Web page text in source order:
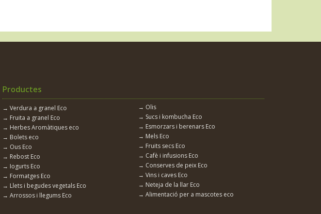
Productes
→ Verdura a granel Eco
→ Fruita a granel Eco
→ Herbes Aromàtiques eco
→ Bolets eco
→ Ous Eco
→ Rebost Eco
→ Iogurts Eco
→ Formatges Eco
→ Llets i begudes vegetals Eco
→ Arrossos i llegums Eco
→ Olis
→ Sucs i kombucha Eco
→ Esmorzars i berenars Eco
→ Mels Eco
→ Fruits secs Eco
→ Cafè i infusions Eco
→ Conserves de peix Eco
→ Vins i caves Eco
→ Neteja de la llar Eco
→ Alimentació per a mascotes eco